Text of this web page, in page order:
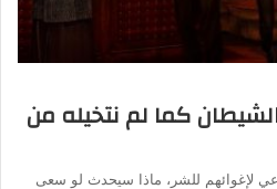
كما لم نتخيله من
لإغوائهم للشر، ماذا سيحدث لو سعى